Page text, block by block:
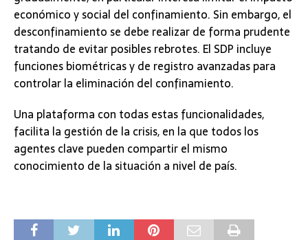
económico y social del confinamiento. Sin embargo, el
desconfinamiento se debe realizar de forma prudente
tratando de evitar posibles rebrotes. El SDP incluye
funciones biométricas y de registro avanzadas para
controlar la eliminación del confinamiento.
Una plataforma con todas estas funcionalidades,
facilita la gestión de la crisis, en la que todos los
agentes clave pueden compartir el mismo
conocimiento de la situación a nivel de país.